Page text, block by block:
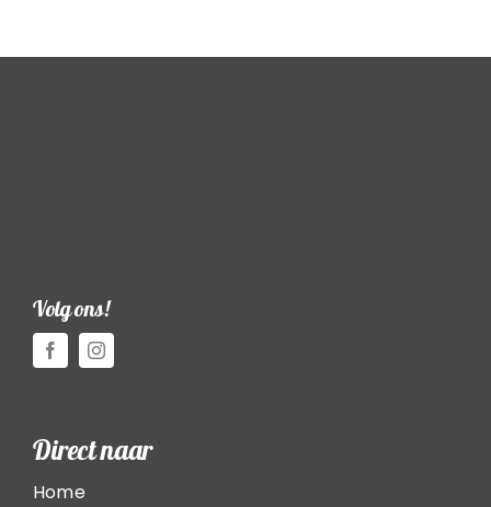
Volg ons!
Direct naar
Home